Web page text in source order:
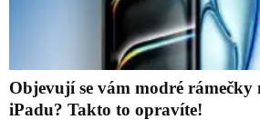
Objevují se vám modré rámečky
iPadu? Takto to opravíte!